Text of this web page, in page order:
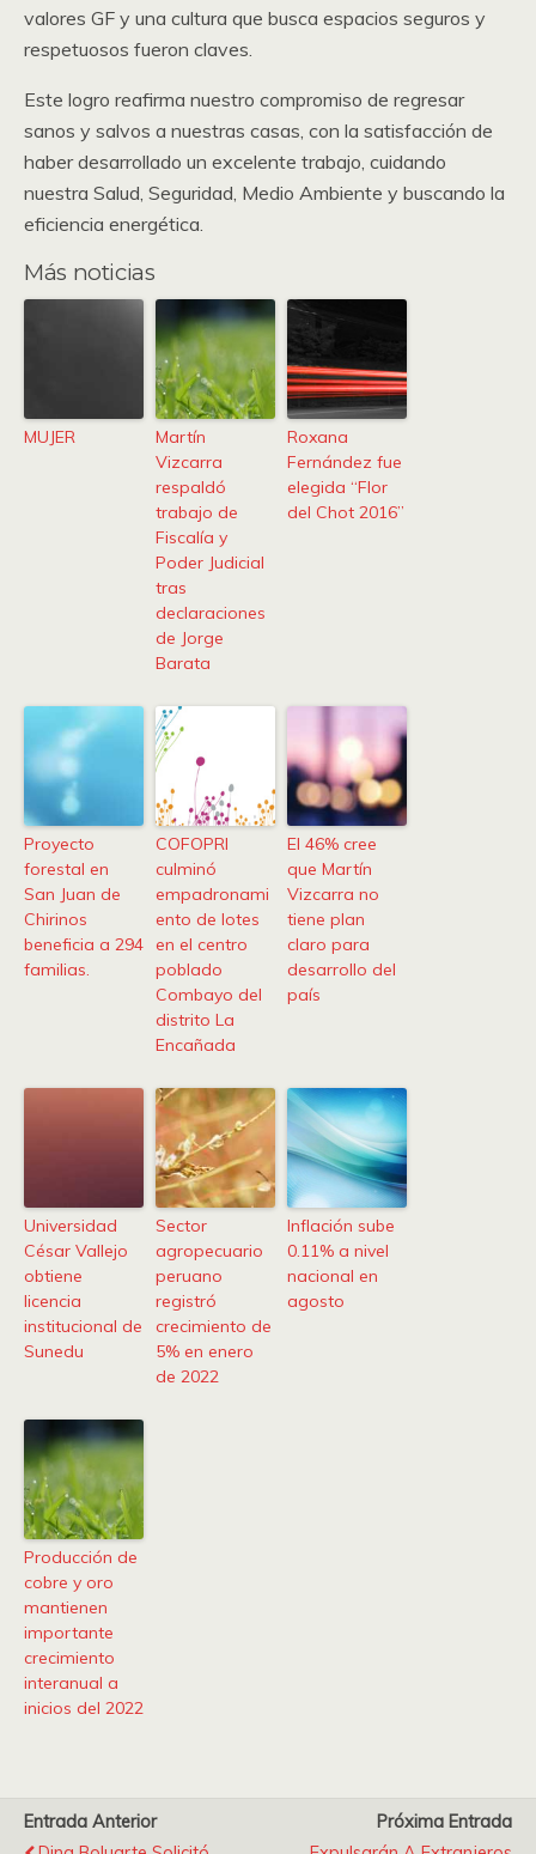
valores GF y una cultura que busca espacios seguros y
respetuosos fueron claves.
Este logro reafirma nuestro compromiso de regresar
sanos y salvos a nuestras casas, con la satisfacción de
haber desarrollado un excelente trabajo, cuidando
nuestra Salud, Seguridad, Medio Ambiente y buscando la
eficiencia energética.
Más noticias
MUJER
Martín
Vizcarra
respaldó
trabajo de
Fiscalía y
Poder Judicial
tras
declaraciones
de Jorge
Barata
Roxana
Fernández fue
elegida “Flor
del Chot 2016”
Proyecto
forestal en
San Juan de
Chirinos
beneficia a 294
familias.
COFOPRI
culminó
empadronami
ento de lotes
en el centro
poblado
Combayo del
distrito La
Encañada
El 46% cree
que Martín
Vizcarra no
tiene plan
claro para
desarrollo del
país
Universidad
César Vallejo
obtiene
licencia
institucional de
Sunedu
Sector
agropecuario
peruano
registró
crecimiento de
5% en enero
de 2022
Inflación sube
0.11% a nivel
nacional en
agosto
Producción de
cobre y oro
mantienen
importante
crecimiento
interanual a
inicios del 2022
Entrada Anterior
Próxima Entrada